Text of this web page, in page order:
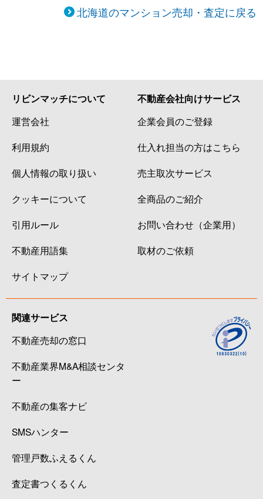
北海道のマンション売却・査定に戻る
リビンマッチについて
運営会社
利用規約
個人情報の取り扱い
クッキーについて
引用ルール
不動産用語集
サイトマップ
不動産会社向けサービス
企業会員のご登録
仕入れ担当の方はこちら
売主取次サービス
全商品のご紹介
お問い合わせ（企業用）
取材のご依頼
関連サービス
不動産売却の窓口
不動産業界M&A相談センタ
ー
不動産の集客ナビ
SMSハンター
管理戸数ふえるくん
査定書つくるくん